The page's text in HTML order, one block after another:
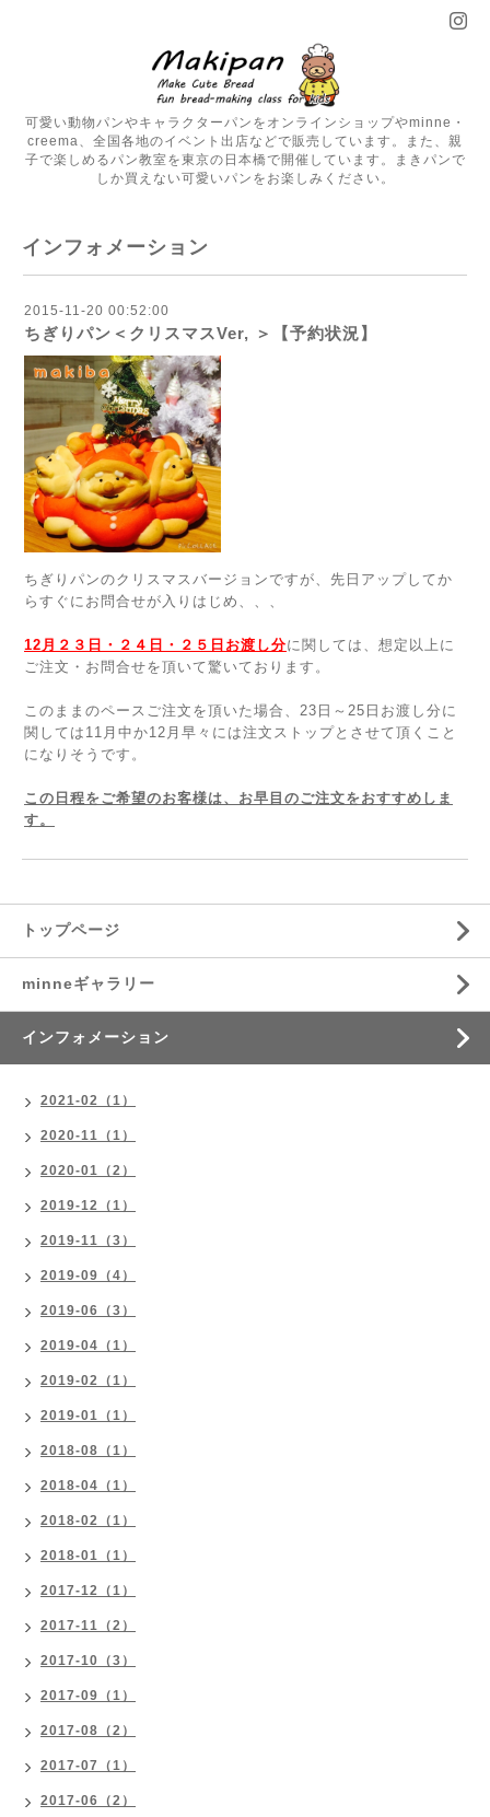
可愛い動物パンやキャラクターパンをオンラインショップやminne・
creema、全国各地のイベント出店などで販売しています。また、親
子で楽しめるパン教室を東京の日本橋で開催しています。まきパンで
しか買えない可愛いパンをお楽しみください。
インフォメーション
2015-11-20 00:52:00
ちぎりパン＜クリスマスVer, ＞【予約状況】
ちぎりパンのクリスマスバージョンですが、先日アップしてか
らすぐにお問合せが入りはじめ、、、
12月２３日・２４日・２５日お渡し分に関しては、想定以上に
ご注文・お問合せを頂いて驚いております。
このままのペースご注文を頂いた場合、23日～25日お渡し分に
関しては11月中か12月早々には注文ストップとさせて頂くこと
になりそうです。
この日程をご希望のお客様は、お早目のご注文をおすすめしま
す。
トップページ
minneギャラリー
インフォメーション
2021-02（1）
2020-11（1）
2020-01（2）
2019-12（1）
2019-11（3）
2019-09（4）
2019-06（3）
2019-04（1）
2019-02（1）
2019-01（1）
2018-08（1）
2018-04（1）
2018-02（1）
2018-01（1）
2017-12（1）
2017-11（2）
2017-10（3）
2017-09（1）
2017-08（2）
2017-07（1）
2017-06（2）